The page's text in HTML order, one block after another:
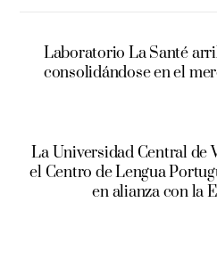
Laboratorio La Santé
consolidándose en el
La Universidad Central de
el Centro de Lengua
en alianza con la